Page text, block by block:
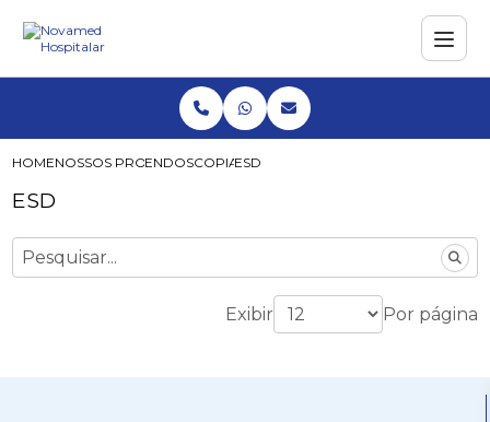
HOMENOSSOS PRODUTOS
ENDOSCOPIAESD
ESD
Exibir Por página